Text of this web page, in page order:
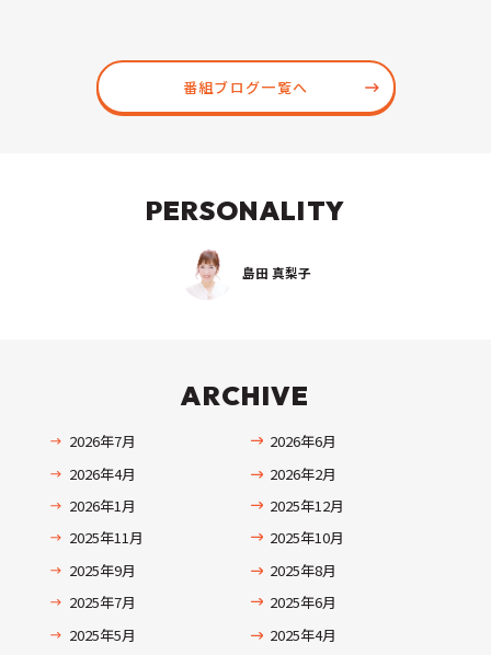
番組ブログ一覧へ
PERSONALITY
島田 真梨子
ARCHIVE
2026年7月
2026年6月
2026年4月
2026年2月
2026年1月
2025年12月
2025年11月
2025年10月
2025年9月
2025年8月
2025年7月
2025年6月
2025年5月
2025年4月